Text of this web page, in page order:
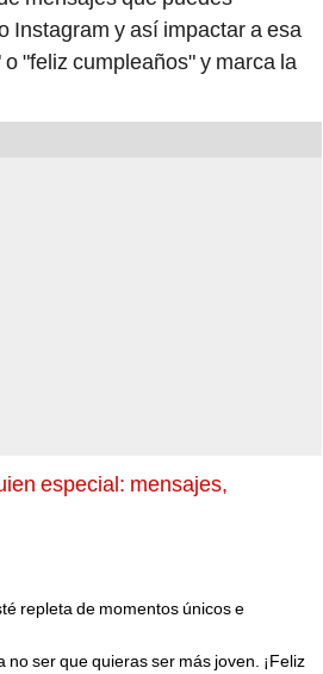
Instagram y así impactar a esa
"feliz cumpleaños" y marca la
especial: mensajes,
repleta de momentos únicos e
ser que quieras ser más joven. ¡Feliz